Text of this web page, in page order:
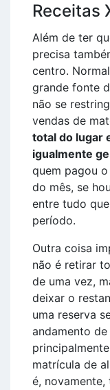
Receitas
Além de ter
precisa
centro.
grande fonte
não se
vendas de
total do lugar
igualmente
quem pagou
do mês, se
entre tudo
período.
Outra coisa
não é retirar
de uma vez,
deixar o
uma reserva
andamento
matrícula de
é,